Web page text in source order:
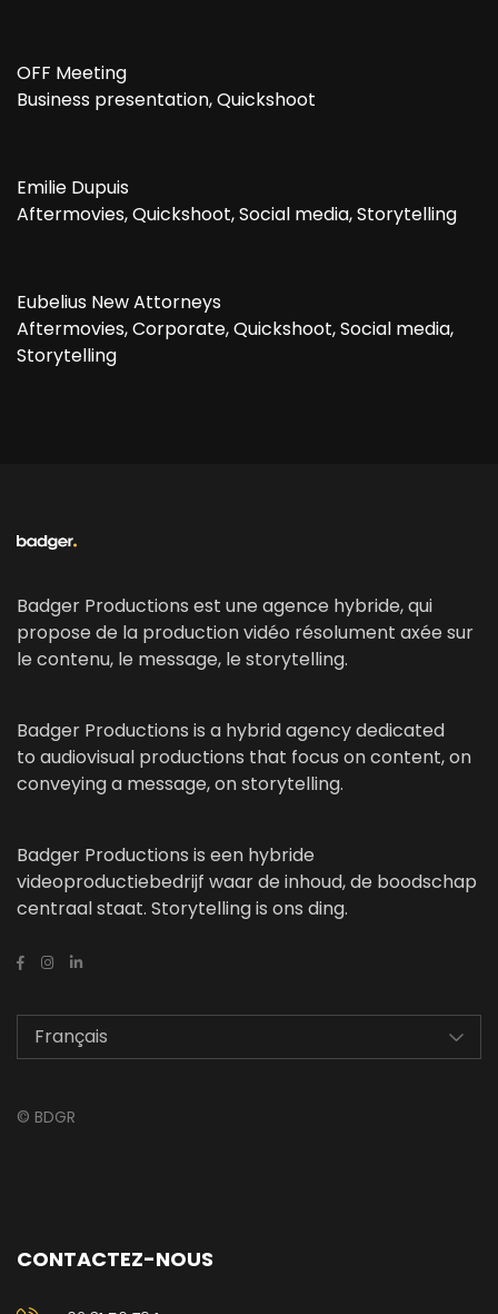
OFF Meeting
Business presentation, Quickshoot
Emilie Dupuis
Aftermovies, Quickshoot, Social media, Storytelling
Eubelius New Attorneys
Aftermovies, Corporate, Quickshoot, Social media,
Storytelling
Badger Productions est une agence hybride, qui
propose de la production vidéo résolument axée sur
le contenu, le message, le storytelling.
Badger Productions is a hybrid agency dedicated
to audiovisual productions that focus on content, on
conveying a message, on storytelling.
Badger Productions is een hybride
videoproductiebedrijf waar de inhoud, de boodschap
centraal staat. Storytelling is ons ding.
© BDGR
CONTACTEZ-NOUS